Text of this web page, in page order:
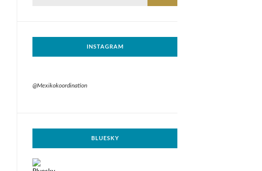
INSTAGRAM
@Mexikokoordination
BLUESKY